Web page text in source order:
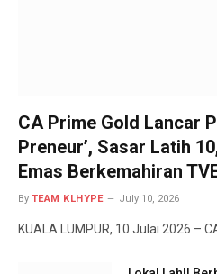
CA Prime Gold Lancar
Preneur’, Sasar Latih
Emas Berkemahiran
By TEAM KLHYPE July 10, 2026
KUALA LUMPUR, 10 Julai 2026 –